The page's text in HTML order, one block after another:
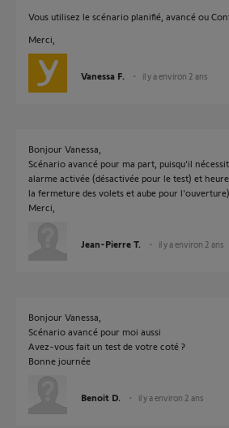
Vous utilisez le scénario planifié, avancé ou
Merci,
Vanessa F. il y a environ 2 ans
Bonjour Vanessa,
Scénario avancé pour ma part, puisqu'il
alarme activée (désactivée pour le test) et
la fermeture des volets et aube pour l'ouverture).
Merci,
Jean-Pierre T. il y a environ 2 ans
Bonjour Vanessa,
Scénario avancé pour moi aussi
Avez-vous fait un test de votre coté ?
Bonne journée
Benoit D. il y a environ 2 ans